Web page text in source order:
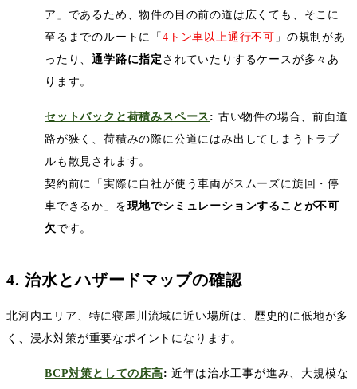
ア」であるため、物件の目の前の道は広くても、そこに
至るまでのルートに「 4 トン車以上通行不可 」の規制があ
ったり、通学路に指定 されていたりするケースが多々あ
ります。
セットバックと荷積みスペース : 古い物件の場合、前面道
路が狭く、荷積みの際に公道にはみ出してしまうトラブ
ルも散見されます。
契約前に「実際に自社が使う車両がスムーズに旋回・停
車できるか」を現地でシミュレーションすることが不可
欠 です。
4. 治水とハザードマップの確認
北河内エリア、特に寝屋川流域に近い場所は、歴史的に低地が多
く、浸水対策が重要なポイントになります。
BCP対策としての床高: 近年は治水工事が進み、大規模な